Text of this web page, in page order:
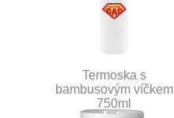
Termoska s
bambusovým víčkem
750ml